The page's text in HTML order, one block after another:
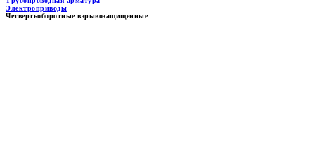
Электроприводы
Четвертьоборотные взрывозащищенные